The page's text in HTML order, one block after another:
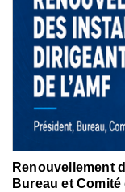
Renouvellement
Bureau et